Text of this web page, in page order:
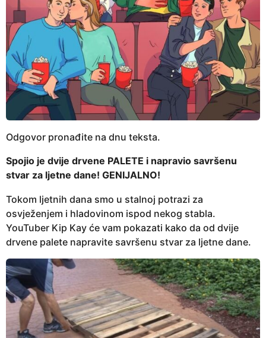
Odgovor pronađite na dnu teksta.
Spojio je dvije drvene PALETE i napravio savršenu
stvar za ljetne dane! GENIJALNO!
Tokom ljetnih dana smo u stalnoj potrazi za
osvježenjem i hladovinom ispod nekog stabla.
YouTuber Kip Kay će vam pokazati kako da od dvije
drvene palete napravite savršenu stvar za ljetne dane.